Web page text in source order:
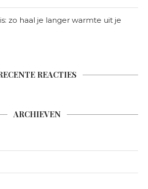
zo haal je langer warmte uit je
REACTIES
ARCHIEVEN